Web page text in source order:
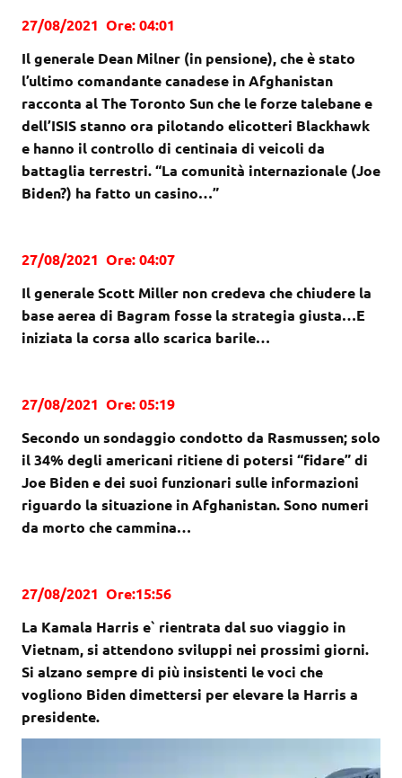
27/08/2021 Ore: 04:01
Il generale Dean Milner (in pensione), che è stato
l’ultimo comandante canadese in Afghanistan
racconta al The Toronto Sun che le forze talebane e
dell’ISIS stanno ora pilotando elicotteri Blackhawk
e hanno il controllo di centinaia di veicoli da
battaglia terrestri. “La comunità internazionale (Joe
Biden?) ha fatto un casino…”
27/08/2021 Ore: 04:07
Il generale Scott Miller non credeva che chiudere la
base aerea di Bagram fosse la strategia giusta…E
iniziata la corsa allo scarica barile…
27/08/2021 Ore: 05:19
Secondo un sondaggio condotto da Rasmussen; solo
il 34% degli americani ritiene di potersi “fidare” di
Joe Biden e dei suoi funzionari sulle informazioni
riguardo la situazione in Afghanistan. Sono numeri
da morto che cammina…
27/08/2021 Ore:15:56
La Kamala Harris e` rientrata dal suo viaggio in
Vietnam, si attendono sviluppi nei prossimi giorni.
Si alzano sempre di più insistenti le voci che
vogliono Biden dimettersi per elevare la Harris a
presidente.